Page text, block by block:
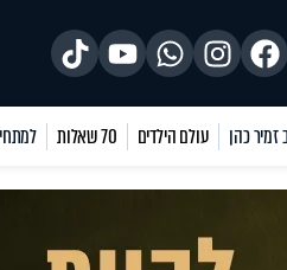
זמיר כהן עולם הילדים 70 שאלות